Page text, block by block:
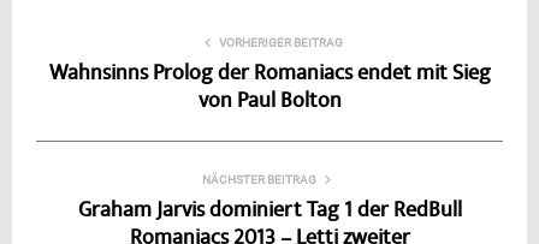
VORHERIGER BEITRAG
Wahnsinns Prolog der Romaniacs endet mit Sieg
von Paul Bolton
NÄCHSTER BEITRAG
Graham Jarvis dominiert Tag 1 der RedBull